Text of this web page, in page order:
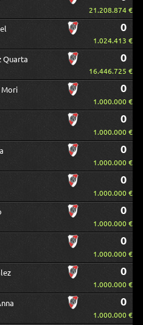
21.208.874 €
0
1.024.413 €
Quarta 0
16.446.725 €
Mori 0
1.000.000 €
0
1.000.000 €
0
1.000.000 €
0
1.000.000 €
0
1.000.000 €
0
1.000.000 €
0
1.000.000 €
0
1.000.000 €